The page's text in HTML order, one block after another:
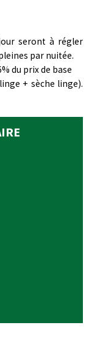
seront à régler
par nuitée.
du prix de base
+ sèche linge).